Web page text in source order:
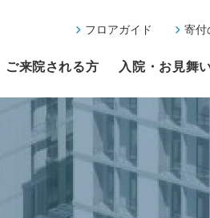
フロアガイド 寄付
ご来院される方 入院・お見舞